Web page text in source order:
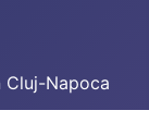
Cluj-Napoca